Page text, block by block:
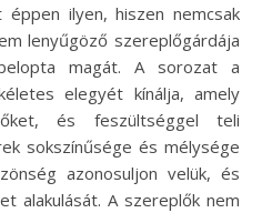
éppen ilyen, hiszen nemcsak
lenyűgöző szereplőgárdája
magát. A sorozat a
elegyét kínálja, amely
és feszültséggel teli
sokszínűsége és mélysége
azonosuljon velük, és
alakulását. A szereplők nem